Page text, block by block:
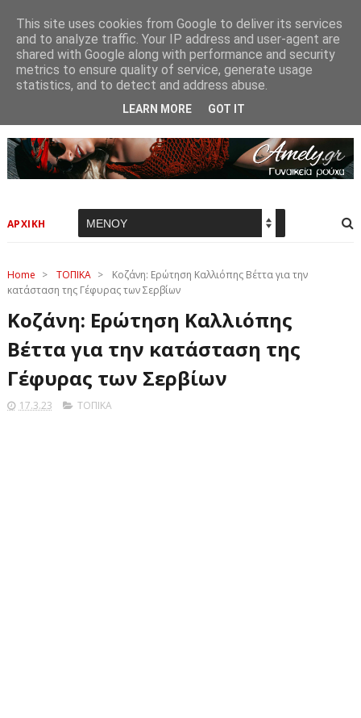
ΑΡΧΙΚΗ
Home > ΤΟΠΙΚΑ >
Kοζάνη: Ερώτηση Καλλιόπης Βέττα για την
κατάσταση της Γέφυρας των Σερβίων
Kοζάνη: Ερώτηση Καλλιόπης
Βέττα για την κατάσταση της
Γέφυρας των Σερβίων
17.3.23 ΤΟΠΙΚΑ
This site uses cookies from Google to deliver its services
and to analyze traffic. Your IP address and user-agent are
shared with Google along with performance and security
metrics to ensure quality of service, generate usage
statistics, and to detect and address abuse.
LEARN MORE GOT IT